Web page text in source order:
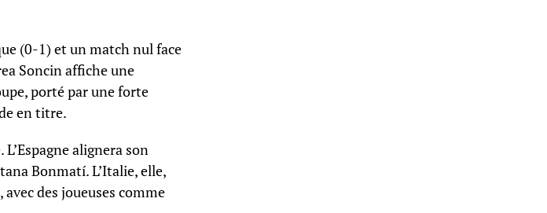
(0-1) et un match nul face
Soncin affiche une
porté par une forte
en titre.
alignera son
Bonmatí. L’Italie, elle,
des joueuses comme